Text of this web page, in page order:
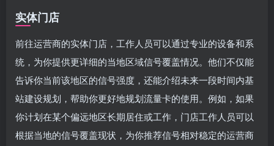
实体门店
前往运营商的实体门店，工作人员可以通过专业的设备和系
统，为你提供更详细的当地区域信号覆盖情况。他们不仅能
告诉你当前该地区的信号强度，还能介绍未来一段时间内基
站建设规划，帮助你更好地规划流量卡的使用。例如，如果
你计划在某个偏远地区长期居住或工作，门店工作人员可以
根据当地的信号覆盖现状，为你推荐信号相对稳定的运营商